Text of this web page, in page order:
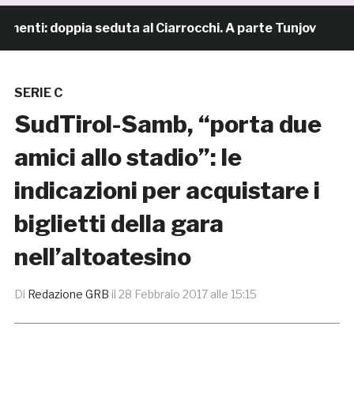
doppia seduta al Ciarrocchi. A parte Tunjov
SERIE C
SudTirol-Samb, “porta due
amici allo stadio”: le
indicazioni per acquistare i
biglietti della gara
nell’altoatesino
Di Redazione GRB il 28 Febbraio 2017 alle 15:15